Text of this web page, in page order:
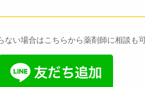
ない場合はこちらから薬剤師に相談も